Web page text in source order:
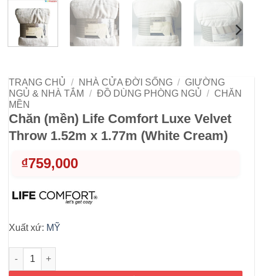
TRANG CHỦ / NHÀ CỬA ĐỜI SỐNG / GIƯỜNG
NGỦ & NHÀ TẮM
/ ĐỒ DÙNG PHÒNG NGỦ / CHĂN
MỀN
Chăn (mền) Life Comfort Luxe Velvet
Throw 1.52m x 1.77m (White Cream)
₫759,000
Xuất xứ: MỸ
Chăn (mền) Life Comfort Luxe Velvet Throw 1.52m x 1.77m